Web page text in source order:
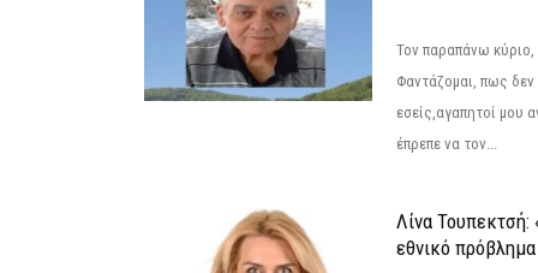
Τον παραπάνω
Φαντάζομαι, πως δεν
εσείς,αγαπητοί μου
έπρεπε να τον...
Λίνα Τουπεκτσή:
εθνικό πρόβλημα